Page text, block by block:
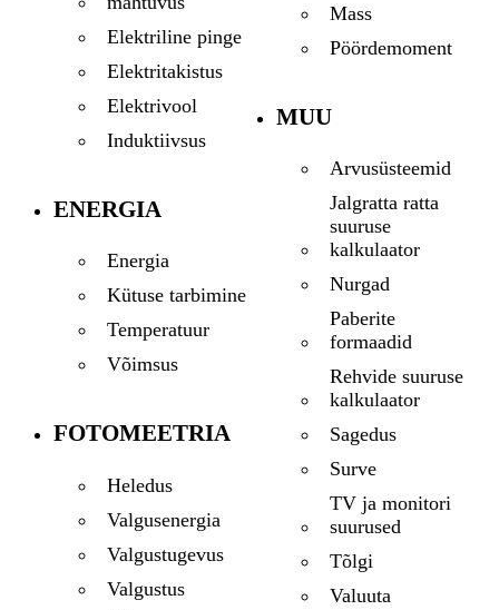
Elektriline pinge
Elektritakistus
Elektrivool
Induktiivsus
ENERGIA
Energia
Kütuse tarbimine
Temperatuur
Võimsus
FOTOMEETRIA
Heledus
Valgusenergia
Valgustugevus
Valgustus
Mass
Pöördemoment
MUU
Arvusüsteemid
Jalgratta ratta
suuruse
kalkulaator
Nurgad
Paberite
formaadid
Rehvide suuruse
kalkulaator
Sagedus
Surve
TV ja monitori
suurused
Tõlgi
Valuuta